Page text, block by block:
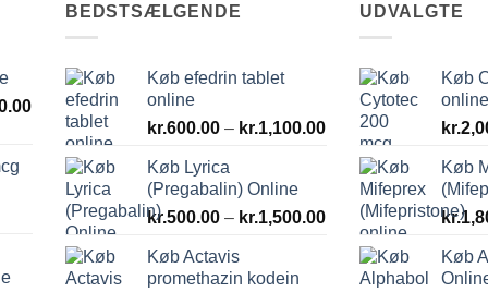
Prisinterval:
kr.800.00
kr.1,500.00
BEDSTSÆLGENDE
Køb efedrin tablet
online
kr.600.00 – kr.1,100.00Prisinterval:
kr.600.00
kr.1,100.00
Køb Lyrica
(Pregabalin) Online
kr.500.00 – kr.1,500.00Prisinterval:
kr.500.00
kr.1,500.00
Køb Actavis
promethazin kodein
UDVALGTE
Køb
online
kr.
Køb
kr.
Køb